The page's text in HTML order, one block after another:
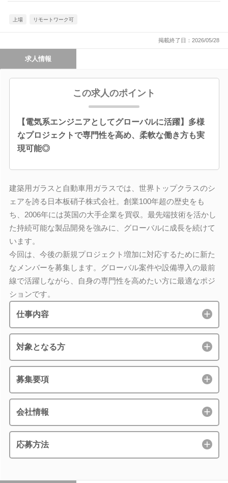
上場 リモートワーク可
掲載終了日：2026/05/28
求人情報
この求人のポイント
【電気系エンジニアとしてグローバルに活躍】多様
なプロジェクトで専門性を高め、柔軟な働き方も実
現可能◎
建築用ガラスと自動車用ガラスでは、世界トップクラスのシ
ェアを誇る日本板硝子株式会社。創業100年超の歴史をも
ち、2006年には英国の大手企業を買収。最先端技術を活かし
た持続可能な製品開発を強みに、グローバルに成長を続けて
います。
今回は、今後の新規プロジェクト増加に対応するために新た
なメンバーを募集します。グローバル案件や設備導入の最前
線で活躍しながら、自身の専門性を高めたい方に最適なポジ
ションです。
仕事内容
対象となる方
募集要項
会社情報
応募方法